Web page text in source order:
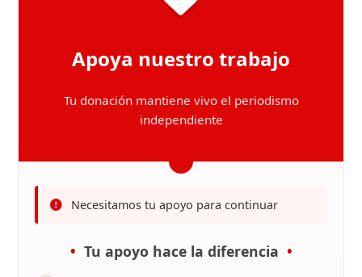
Apoya nuestro trabajo
Tu donación mantiene vivo el periodismo
independiente
Necesitamos tu apoyo para continuar
Tu apoyo hace la diferencia